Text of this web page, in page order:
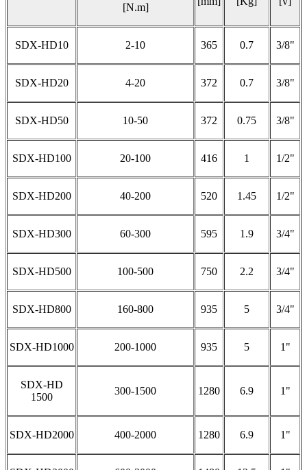
[N.m]
SDX-HD10 2-10 365 0.7 3/8"
SDX-HD20 4-20 372 0.7 3/8"
SDX-HD50 10-50 372 0.75 3/8"
SDX-HD100 20-100 416 1 1/2"
SDX-HD200 40-200 520 1.45 1/2"
SDX-HD300 60-300 595 1.9 3/4"
SDX-HD500 100-500 750 2.2 3/4"
SDX-HD800 160-800 935 5 3/4"
SDX-HD1000 200-1000 935 5 1"
SDX-HD
1500
300-1500 1280 6.9 1"
SDX-HD2000 400-2000 1280 6.9 1"